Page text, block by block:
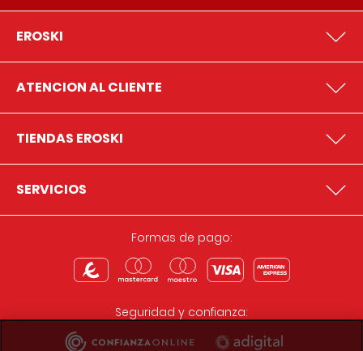
EROSKI
ATENCION AL CLIENTE
TIENDAS EROSKI
SERVICIOS
Formas de pago:
Seguridad y confianza: